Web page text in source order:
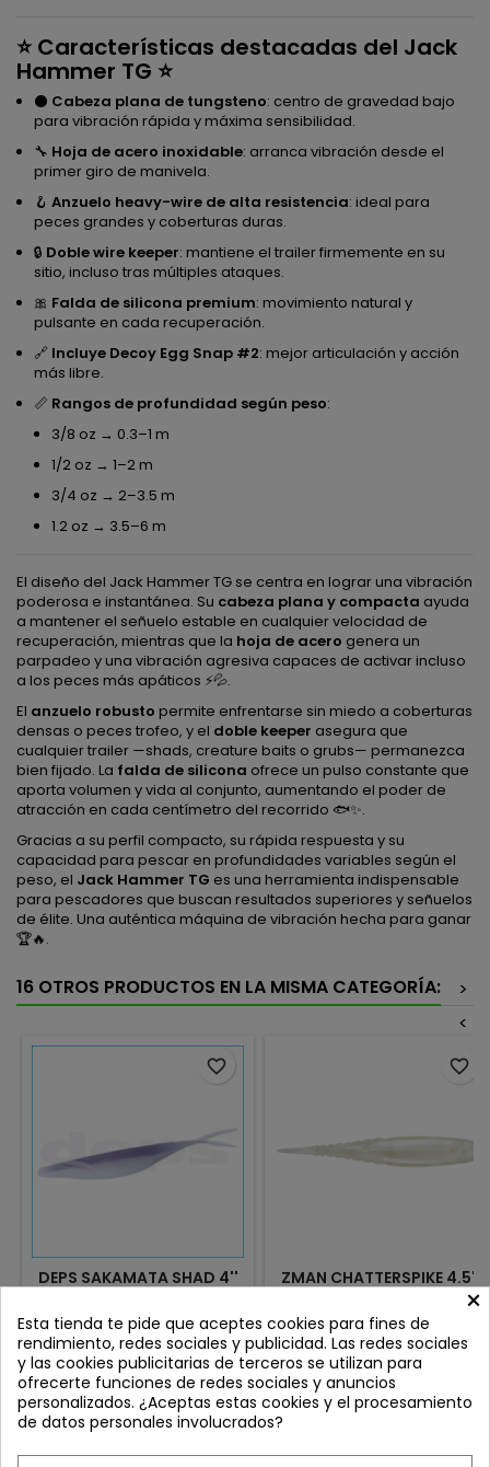
⭐Características destacadas del Jack
Hammer TG ⭐
⚫ Cabeza plana de tungsteno: centro de gravedad bajo
para vibración rápida y máxima sensibilidad.
🔧 Hoja de acero inoxidable: arranca vibración desde el
primer giro de manivela.
🪝 Anzuelo heavy-wire de alta resistencia: ideal para
peces grandes y coberturas duras.
🔒 Doble wire keeper: mantiene el trailer firmemente en su
sitio, incluso tras múltiples ataques.
🎀 Falda de silicona premium: movimiento natural y
pulsante en cada recuperación.
🔗 Incluye Decoy Egg Snap #2: mejor articulación y acción
más libre.
📏 Rangos de profundidad según peso:
3/8 oz → 0.3–1 m
1/2 oz → 1–2 m
3/4 oz → 2–3.5 m
1.2 oz → 3.5–6 m
El diseño del Jack Hammer TG se centra en lograr una vibración
poderosa e instantánea. Su cabeza plana y compacta ayuda
a mantener el señuelo estable en cualquier velocidad de
recuperación, mientras que la hoja de acero genera un
parpadeo y una vibración agresiva capaces de activar incluso
a los peces más apáticos ⚡💦.
El anzuelo robusto permite enfrentarse sin miedo a coberturas
densas o peces trofeo, y el doble keeper asegura que
cualquier trailer —shads, creature baits o grubs— permanezca
bien fijado. La falda de silicona ofrece un pulso constante que
aporta volumen y vida al conjunto, aumentando el poder de
atracción en cada centímetro del recorrido 🐟✨.
Gracias a su perfil compacto, su rápida respuesta y su
capacidad para pescar en profundidades variables según el
peso, el Jack Hammer TG es una herramienta indispensable
para pescadores que buscan resultados superiores y señuelos
de élite. Una auténtica máquina de vibración hecha para ganar
🏆🔥.
16 OTROS PRODUCTOS EN LA MISMA CATEGORÍA:
>
<
DEPS SAKAMATA SHAD 4''
PURPLE SHAD 147
Review(s):0
El Sakamata Shad 4" es un
señuelo diseñado para
ofrecer una acción súper
natural y efectiva en todas
las capas de agua 🎣🐟. Su
un material resistente y con
Precio
10,95 €
 Añadir al carrito
favorite_border
ZMAN CHATTERSPIKE 4.5''
PEARL
Review(s):
Z-Man Chatterspike – El
Trailer Definitivo para
Chatterbait Diseñado
específicamente para
maximizar el rendimiento de
Chatterspike combina un
Precio
8,95 €
favorite_border
×
Esta tienda te pide que aceptes cookies para fines de
rendimiento, redes sociales y publicidad. Las redes sociales
y las cookies publicitarias de terceros se utilizan para
ofrecerte funciones de redes sociales y anuncios
personalizados. ¿Aceptas estas cookies y el procesamiento
de datos personales involucrados?